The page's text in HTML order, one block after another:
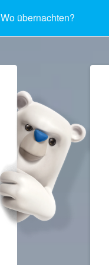
Wo übernachten?